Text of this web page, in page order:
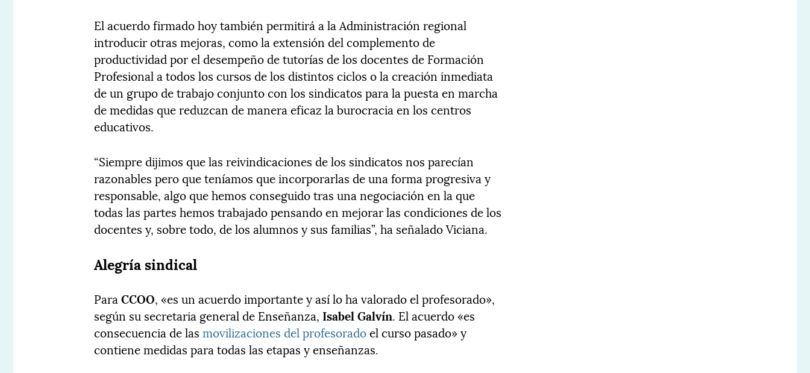
El acuerdo firmado hoy también permitirá a la Administración regional
introducir otras mejoras, como la extensión del complemento de
productividad por el desempeño de tutorías de los docentes de Formación
Profesional a todos los cursos de los distintos ciclos o la creación inmediata
de un grupo de trabajo conjunto con los sindicatos para la puesta en marcha
de medidas que reduzcan de manera eficaz la burocracia en los centros
educativos.
“Siempre dijimos que las reivindicaciones de los sindicatos nos parecían
razonables pero que teníamos que incorporarlas de una forma progresiva y
responsable, algo que hemos conseguido tras una negociación en la que
todas las partes hemos trabajado pensando en mejorar las condiciones de los
docentes y, sobre todo, de los alumnos y sus familias”, ha señalado Viciana.
Alegría sindical
ParaCCOO, «es un acuerdo importante y así lo ha valorado el profesorado»,
según su secretaria general de Enseñanza, Isabel Galvín. El acuerdo «es
consecuencia de lasmovilizaciones del profesoradoel curso pasado» y
contiene medidas para todas las etapas y enseñanzas.